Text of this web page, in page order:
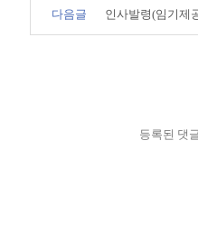
다음글 인사발령(임기제
등록된 댓